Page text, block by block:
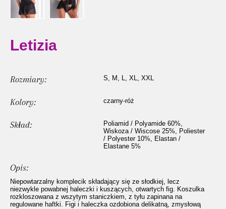
Letizia
Rozmiary: S, M, L, XL, XXL
Kolory: czarny-róż
Skład:
Poliamid / Polyamide 60%,
Wiskoza / Wiscose 25%, Poliester
/ Polyester 10%, Elastan /
Elastane 5%
Opis:
Niepowtarzalny komplecik składający się ze słodkiej, lecz
niezwykle powabnej haleczki i kuszących, otwartych fig. Koszulka
rozkloszowana z wszytym staniczkiem, z tyłu zapinana na
regulowane haftki. Figi i haleczka ozdobiona delikatną, zmysłową